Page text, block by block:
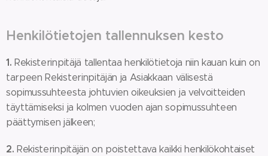
Henkilötietojen tallennuksen kesto
1.Rekisterinpitäjä tallentaa henkilötietoja niin kauan kuin on
tarpeen Rekisterinpitäjän ja Asiakkaan välisestä
sopimussuhteesta johtuvien oikeuksien ja velvoitteiden
täyttämiseksi ja kolmen vuoden ajan sopimussuhteen
päättymisen jälkeen;
2.Rekisterinpitäjän on poistettava kaikki henkilökohtaiset